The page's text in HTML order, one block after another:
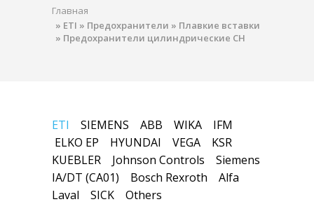
Главная
» ETI » Предохранители » Плавкие вставки
» Предохранители цилиндрические CH
ETI SIEMENS ABB WIKA
IFM
ELKO EP
HYUNDAI VEGA
KSR
KUEBLER
Johnson Controls
Siemens
IA/DT (CA01)
Bosch Rexroth
Alfa
Laval
SICK Others